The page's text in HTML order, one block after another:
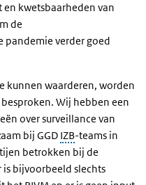
en kwetsbaarheden van
de
pandemie verder goed
kunnen waarderen, worden
Wij hebben een
over surveillance van
bij GGD IZB-teams in
betrokken bij de
is bijvoorbeeld slechts